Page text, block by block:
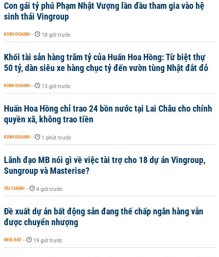
Con gái tỷ phú Phạm Nhật Vượng lần đầu tham gia vào hệ
sinh thái Vingroup
KINH DOANH - 18 giờ trước
Khối tài sản hàng trăm tỷ của Huấn Hoa Hồng: Từ biệt thự
50 tỷ, dàn siêu xe hàng chục tỷ đến vườn tùng Nhật đắt đỏ
KINH DOANH - 13 giờ trước
Huấn Hoa Hồng chỉ trao 24 bồn nước tại Lai Châu cho chính
quyền xã, không trao tiền
KINH DOANH - 1 phút trước
Lãnh đạo MB nói gì về việc tài trợ cho 18 dự án Vingroup,
Sungroup và Masterise?
TÀI CHÍNH - 4 giờ trước
Đề xuất dự án bất động sản đang thế chấp ngân hàng vẫn
được chuyển nhượng
NHÀ ĐẤT - 19 giờ trước